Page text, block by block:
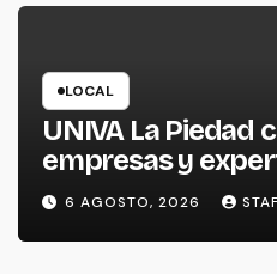
LOCAL
UNIVA La Piedad
empresas y
internacionales
productividad
6 AGOSTO, 2026